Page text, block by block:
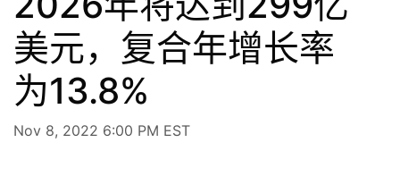
美元，复合年增长率
为13.8%
Nov 8, 2022 6:00 PM EST